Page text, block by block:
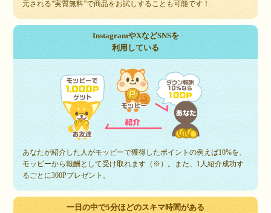
元される“実質無料”で商品をお試しすることも可能です！
InstagramやXなどSNSを
利用している
あなたが紹介した人がモッピーで獲得したポイントの例えば10%を、
モッピーから報酬として受け取れます（※）。また、1人紹介成功す
るごとに300Pプレゼント。
一日の中で5分ほどのスキマ時間がある